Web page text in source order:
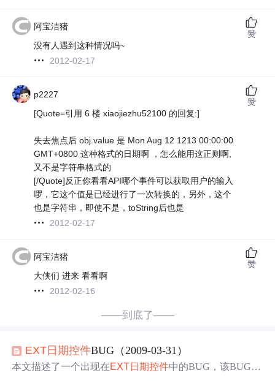
阿宝洁猪
没有人遇到这种情况吗~
2012-02-17
赞
p2227
[Quote=引用 6 楼 xiaojiezhu52100 的回复:]
失去焦点后 obj.value 是 Mon Aug 12 1213 00:00:00
GMT+0800 这种格式的日期啊 ，怎么能用这正则啊,
又不是字符串格式的
[/Quote]反正你看看API哪个事件可以获取用户的输入
啰，它这个值是已经进行了一次转换的，另外，这个
也是字符串，即使不是，toString后也是
2012-02-17
赞
阿宝洁猪
大侠们 进来 看看啊
2012-02-16
赞
——到底了——
EXT 日期控件BUG（2009-03-31）
本文描述了一个出现在EXT日期控件中的BUG，该BUG导